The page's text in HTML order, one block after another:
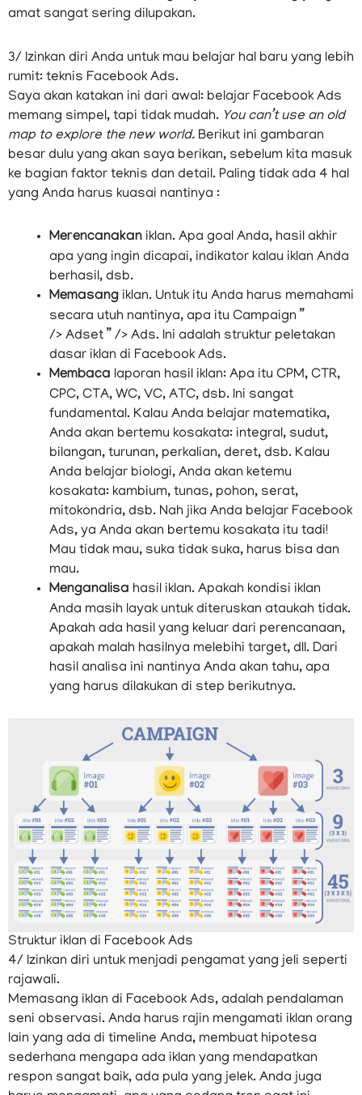
amat sangat sering dilupakan.
3/ Izinkan diri Anda untuk mau belajar hal baru yang lebih
rumit: teknis Facebook Ads.
Saya akan katakan ini dari awal: belajar Facebook Ads
memang simpel, tapi tidak mudah. You can’t use an old
map to explore the new world. Berikut ini gambaran
besar dulu yang akan saya berikan, sebelum kita masuk
ke bagian faktor teknis dan detail. Paling tidak ada 4 hal
yang Anda harus kuasai nantinya :
Merencanakan iklan. Apa goal Anda, hasil akhir
apa yang ingin dicapai, indikator kalau iklan Anda
berhasil, dsb.
Memasang iklan. Untuk itu Anda harus memahami
secara utuh nantinya, apa itu Campaign ”
/> Adset ” /> Ads. Ini adalah struktur peletakan
dasar iklan di Facebook Ads.
Membaca laporan hasil iklan: Apa itu CPM, CTR,
CPC, CTA, WC, VC, ATC, dsb. Ini sangat
fundamental. Kalau Anda belajar matematika,
Anda akan bertemu kosakata: integral, sudut,
bilangan, turunan, perkalian, deret, dsb. Kalau
Anda belajar biologi, Anda akan ketemu
kosakata: kambium, tunas, pohon, serat,
mitokondria, dsb. Nah jika Anda belajar Facebook
Ads, ya Anda akan bertemu kosakata itu tadi!
Mau tidak mau, suka tidak suka, harus bisa dan
mau.
Menganalisa hasil iklan. Apakah kondisi iklan
Anda masih layak untuk diteruskan ataukah tidak.
Apakah ada hasil yang keluar dari perencanaan,
apakah malah hasilnya melebihi target, dll. Dari
hasil analisa ini nantinya Anda akan tahu, apa
yang harus dilakukan di step berikutnya.
Struktur iklan di Facebook Ads
4/ Izinkan diri untuk menjadi pengamat yang jeli seperti
rajawali.
Memasang iklan di Facebook Ads, adalah pendalaman
seni observasi. Anda harus rajin mengamati iklan orang
lain yang ada di timeline Anda, membuat hipotesa
sederhana mengapa ada iklan yang mendapatkan
respon sangat baik, ada pula yang jelek. Anda juga